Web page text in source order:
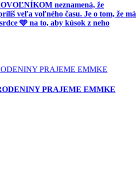
neznamená, že
veľa voľného času. Je o tom, že má
🩵 na to, aby kúsok z neho
PRAJEME EMMKE
PRAJEME EMMKE